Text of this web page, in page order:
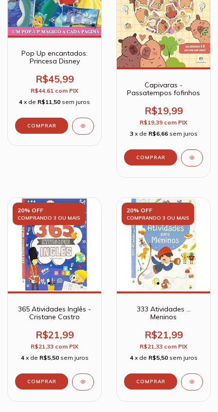
Pop Up encantados:
Princesa Disney
R$45,99
R$44,61 com PIX
4 x de R$11,50 sem juros
Capivaras -
Passatempos fofinhos
R$19,99
R$19,39 com PIX
3 x de R$6,66 sem juros
20% OFF
COMPRANDO 3 OU MAIS
365 Atividades Inglês -
Cristane Castro
R$21,99
R$21,33 com PIX
4 x de R$5,50 sem juros
20% OFF
COMPRANDO 3 OU MAIS
333 Atividades ...
Meninos
R$21,99
R$21,33 com PIX
4 x de R$5,50 sem juros